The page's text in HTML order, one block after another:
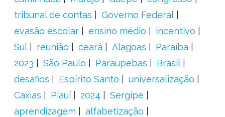
tribunal de contas
Governo Federal
evasão escolar
ensino médio
incentivo
Sul
reunião ceará Alagoas
Paraíba
2023
São Paulo Paraupebas
Brasil
desafios
Espírito Santo
universalização
Caxias
Piauí 2024
Sergipe
aprendizagem
alfabetização